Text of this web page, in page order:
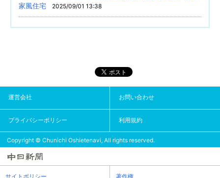
家風住宅
2025/09/01 13:38
運営会社 お問い合わせ
プライバシーポリシー 利用規約
Copyright © Chunichi Oshietenavi, All rights reserved.
サイトポリシー 著作権